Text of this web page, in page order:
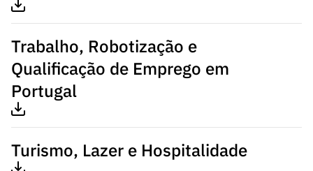
Trabalho, Robotização e
Qualificação de Emprego em
Portugal
Turismo, Lazer e Hospitalidade